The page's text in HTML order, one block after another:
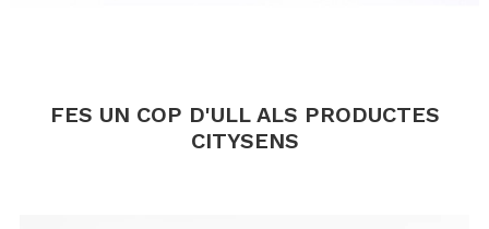
FES UN COP D'ULL ALS PRODUCTES
CITYSENS